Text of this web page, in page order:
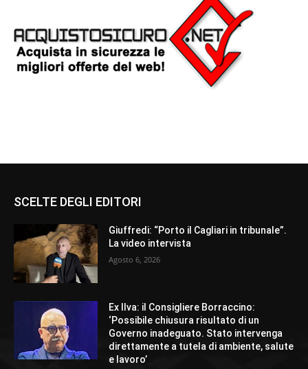
SCELTE DEGLI EDITORI
Giuffredi: “Porto il Cagliari in tribunale”.
La video intervista
Agosto 6, 2026
Ex Ilva: il Consigliere Borraccino:
‘Possibile chiusura risultato di un
Governo inadeguato. Stato intervenga
direttamente a tutela di ambiente, salute
e lavoro’